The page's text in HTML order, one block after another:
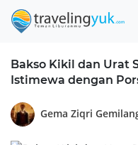
Bakso Kikil dan Urat
Istimewa dengan
Gema Ziqri